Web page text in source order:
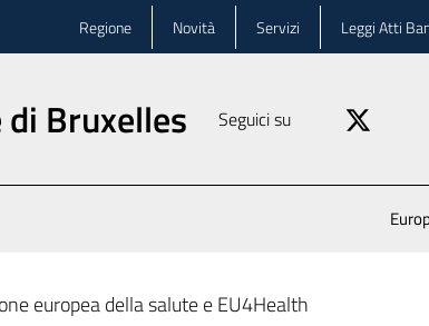
Regione Novità Servizi Leggi Atti
di Bruxelles Seguici su
europea della salute e EU4Health